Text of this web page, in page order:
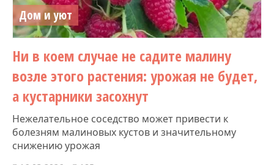
Дом и уют
Ни в коем случае не садите малину
возле этого растения: урожая не будет,
а кустарники засохнут
Нежелательное соседство может привести к
болезням малиновых кустов и значительному
снижению урожая